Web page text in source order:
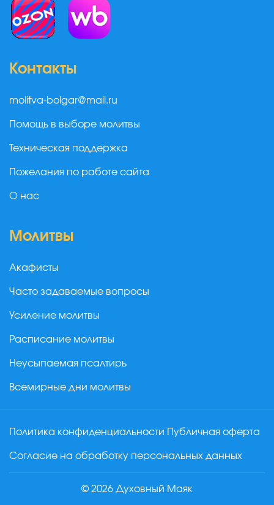
Контакты
molitva-bolgar@mail.ru
Помощь в выборе молитвы
Техническая поддержка
Пожелания по работе сайта
О нас
Молитвы
Акафисты
Часто задаваемые вопросы
Усиление молитвы
Расписание молитвы
Неусыпаемая псалтирь
Всемирные дни молитвы
Политика конфиденциальности Публичная оферта
Согласие на обработку персональных данных
© 2026 Духовный Маяк